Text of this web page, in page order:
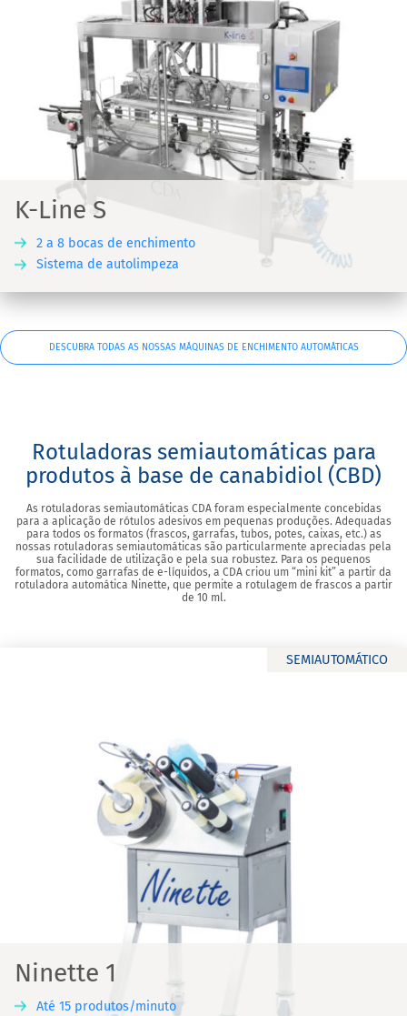
K-Line S
2 a 8 bocas de enchimento
Sistema de autolimpeza
DESCUBRA TODAS AS NOSSAS MÁQUINAS DE ENCHIMENTO AUTOMÁTICAS
Rotuladoras semiautomáticas para
produtos à base de canabidiol (CBD)
As rotuladoras semiautomáticas CDA foram especialmente concebidas
para a aplicação de rótulos adesivos em pequenas produções. Adequadas
para todos os formatos (frascos, garrafas, tubos, potes, caixas, etc.) as
nossas rotuladoras semiautomáticas são particularmente apreciadas pela
sua facilidade de utilização e pela sua robustez. Para os pequenos
formatos, como garrafas de e-líquidos, a CDA criou um “mini kit” a partir da
rotuladora automática Ninette, que permite a rotulagem de frascos a partir
de 10 ml.
SEMIAUTOMÁTICO
Ninette 1
Até 15 produtos/minuto